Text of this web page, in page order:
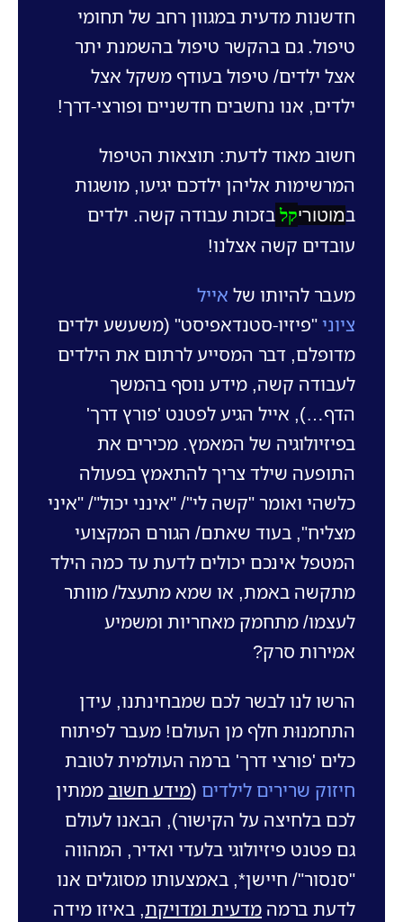
חדשנות מדעית במגוון רחב של תחומי
טיפול. גם בהקשר טיפול בהשמנת יתר
אצל ילדים/ טיפול בעודף משקל אצל
ילדים, אנו נחשבים חדשניים ופורצי-דרך!
חשוב מאוד לדעת: תוצאות הטיפול
המרשימות אליהן ילדכם יגיעו, מושגות
במוטוריקלבזכות עבודה קשה. ילדים
עובדים קשה אצלנו!
מעבר להיותו של אייל
ציוני "פיזיו-סטנדאפיסט" (משעשע ילדים
מדופלם, דבר המסייע לרתום את הילדים
לעבודה קשה, מידע נוסף בהמשך
הדף…), אייל הגיע לפטנט 'פורץ דרך'
בפיזיולוגיה של המאמץ. מכירים את
התופעה שילד צריך להתאמץ בפעולה
כלשהי ואומר "קשה לי"/ "אינני יכול"/ "איני
מצליח", בעוד שאתם/ הגורם המקצועי
המטפל אינכם יכולים לדעת עד כמה הילד
מתקשה באמת, או שמא מתעצל/ מוותר
לעצמו/ מתחמק מאחריות ומשמיע
אמירות סרק?
הרשו לנו לבשר לכם שמבחינתנו, עידן
התחמנוּת חלף מן העולם! מעבר לפיתוח
כלים 'פורצי דרך' ברמה העולמית לטובת
חיזוק שרירים לילדים (מידע חשובממתין
לכם בלחיצה על הקישור), הבאנו לעולם
גם פטנט פיזיולוגי בלעדי ואדיר, המהווה
"סנסור"/ חיישן*, באמצעותו מסוגלים אנו
לדעת ברמה מדעית ומדויקת, באיזו מידה